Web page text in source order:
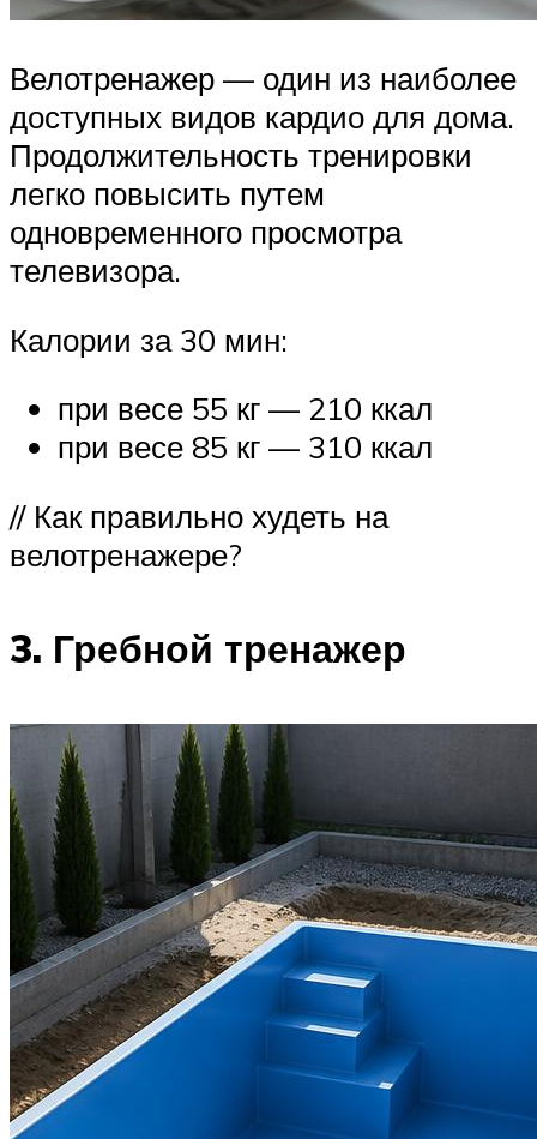
Велотренажер — один из наиболее
доступных видов кардио для дома.
Продолжительность тренировки
легко повысить путем
одновременного просмотра
телевизора.
Калории за 30 мин:
при весе 55 кг — 210 ккал
при весе 85 кг — 310 ккал
// Как правильно худеть на
велотренажере?
3. Гребной тренажер